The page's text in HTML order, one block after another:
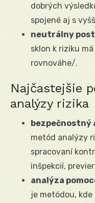
dobrých
spojené aj s
neutrálny
sklon k riziku
rovnováhe/.
Najčastejšie
analýzy rizika
bezpečnostný
metód analýzy
spracovaní
inšpekcií,
analýza
je metódou,